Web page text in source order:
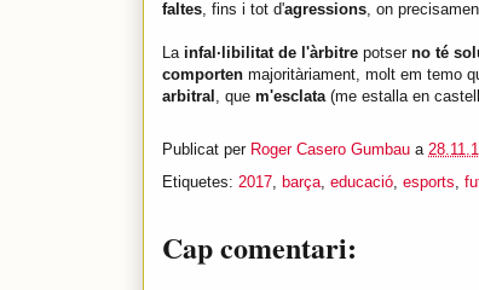
faltes , fins i tot d'agressions , on
La infal·libilitat de l'àrbitre potser no té
comporten majoritàriament, molt em temo
arbitral , que m'esclata (me estalla en
Publicat per Roger Casero Gumbau a
Etiquetes: 2017 barça educació esports
Cap comentari: